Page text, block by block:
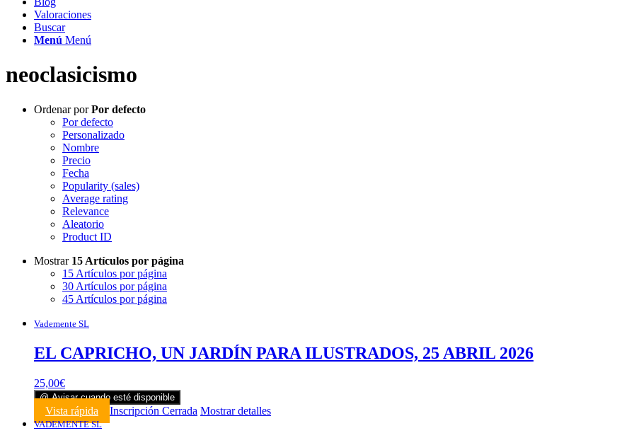
Valoraciones
Buscar
Menú Menú
neoclasicismo
Ordenar porPor defecto
Por defecto
Personalizado
Nombre
Precio
Fecha
Popularity (sales)
Average rating
Relevance
Aleatorio
Product ID
Mostrar 15 Artículos por página
15 Artículos por página
30 Artículos por página
45 Artículos por página
Vademente SL
EL CAPRICHO, UN JARDÍN PARA ILUSTRADOS, 25 ABRIL 2026
25,00€
@ Avisar cuando esté disponible
Vista rápida Inscripción Cerrada Mostrar detalles
VADEMENTE SL